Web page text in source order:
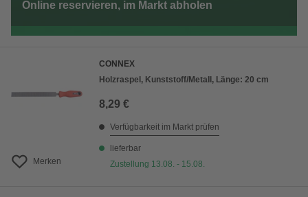
Online reservieren, im Markt abholen
Merken
CONNEX
Holzraspel, Kunststoff/Metall, Länge: 20 cm
8,29 €
Verfügbarkeit im Markt prüfen
lieferbar
Zustellung 13.08. - 15.08.